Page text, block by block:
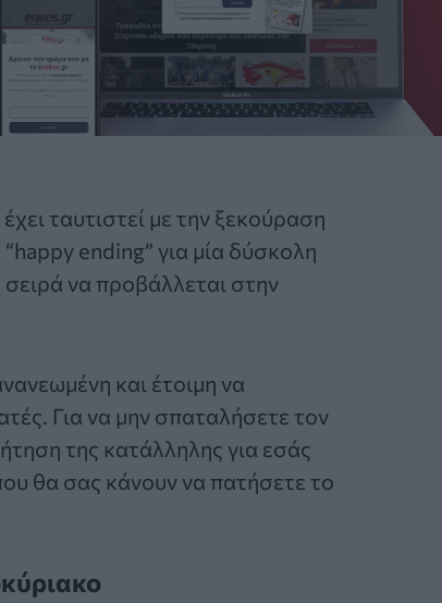
ταυτιστεί με την ξεκούραση
ending” για μία δύσκολη
σειρά να προβάλλεται στην
και έτοιμη να
Για να μην σπαταλήσετε τον
της κατάλληλης για εσάς
θα σας κάνουν να πατήσετε το